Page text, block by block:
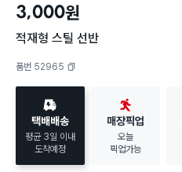
3,000원
적재형 스틸 선반
품번 52965
택배배송
평균 3일 이내
도착예정
매장픽업
오늘
픽업가능